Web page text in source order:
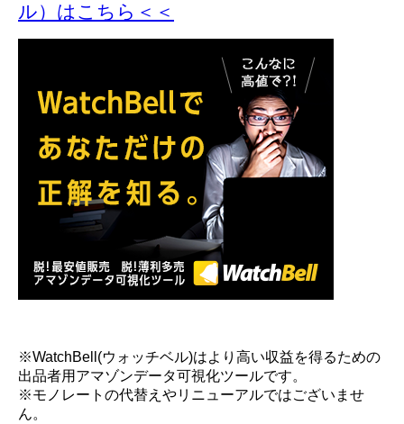
ル）はこちら＜＜
※WatchBell(ウォッチベル)はより高い収益を得るための
出品者用アマゾンデータ可視化ツールです。
※モノレートの代替えやリニューアルではございませ
ん。